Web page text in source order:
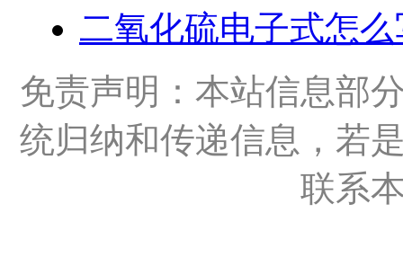
二氧化硫电子式怎
免责声明：本站信息部
统归纳和传递信息，若
联系